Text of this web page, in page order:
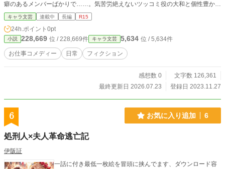
癖のあるメンバーばかりで……。気苦労絶えないツッコミ役の大和と個性豊かな
メンバーが織りなすお仕事コメディーです。
キャラ文芸 連載中 長編 R15
24h.ポイント 0pt
小説 228,669 位 / 228,669件 キャラ文芸 5,634 位 / 5,634件
お仕事コメディー 日常 フィクション
感想数 0
文字数 126,361
最終更新日 2026.07.23
登録日 2023.11.27
6 お気に入り追加 6
処刑人×夫人革命逃亡記
伊阪証
一話に付き最低一枚絵を冒頭に挟んでます、ダウンロード容